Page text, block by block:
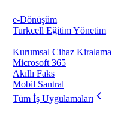
e-Dönüşüm
Turkcell Eğitim Yönetim
Kurumsal Cihaz Kiralama
Microsoft 365
Akıllı Faks
Mobil Santral
Tüm İş Uygulamaları